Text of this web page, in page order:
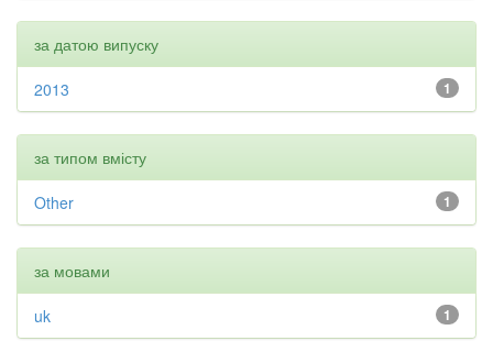
за датою випуску
1
2013
за типом вмісту
1
Other
за мовами
1
uk